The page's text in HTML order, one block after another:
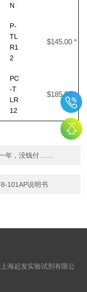
N
P-
TL
R1
2
$145.00 *
PC
-T
LR
12
$185.00 *
年，没钱付……
101AP说明书
海起发实验试剂有限公